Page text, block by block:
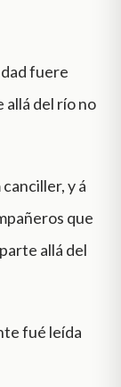
fuere
allá del río no
y á
que
allá del
fué leída